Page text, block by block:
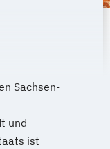
Sachsen-
und
ist